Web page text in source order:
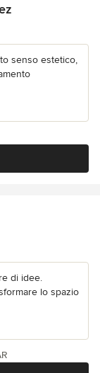
senso estetico,
di idee.
lo spazio